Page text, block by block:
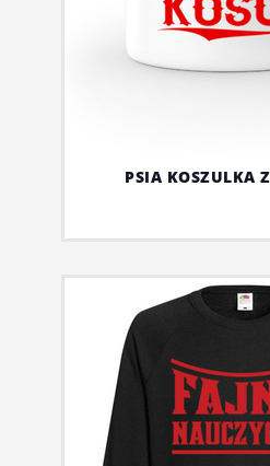
PSIA KOSZULKA